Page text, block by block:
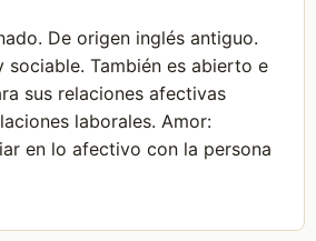
De origen inglés antiguo.
También es abierto e
sus relaciones afectivas
laborales. Amor:
en lo afectivo con la persona